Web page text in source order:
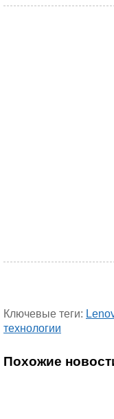
Ключевые теги:
технологии
Похожие